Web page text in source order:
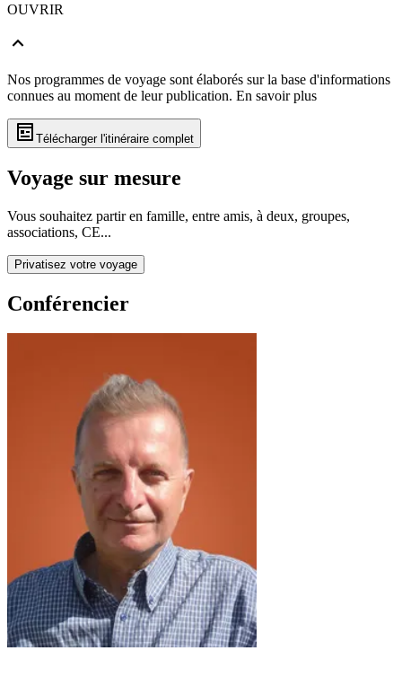
OUVRIR
Nos programmes de voyage sont élaborés sur la base d'informations
connues au moment de leur publication. En savoir plus
Télécharger l'itinéraire complet
Voyage sur mesure
Vous souhaitez partir en famille, entre amis, à deux, groupes,
associations, CE...
Privatisez votre voyage
Conférencier